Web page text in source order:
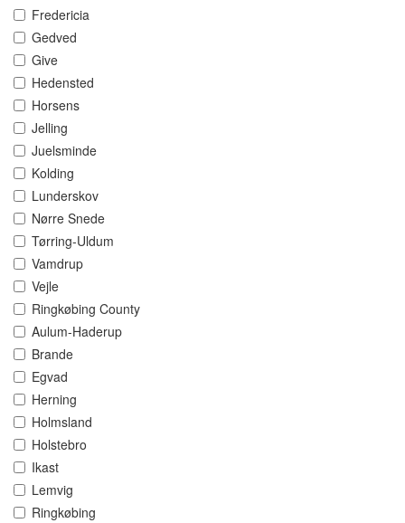
Fredericia
Gedved
Give
Hedensted
Horsens
Jelling
Juelsminde
Kolding
Lunderskov
Nørre Snede
Tørring-Uldum
Vamdrup
Vejle
Ringkøbing County
Aulum-Haderup
Brande
Egvad
Herning
Holmsland
Holstebro
Ikast
Lemvig
Ringkøbing